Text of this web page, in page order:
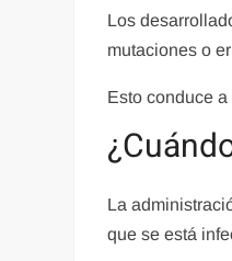
Los
mutaciones o
Esto conduce
La
que se está